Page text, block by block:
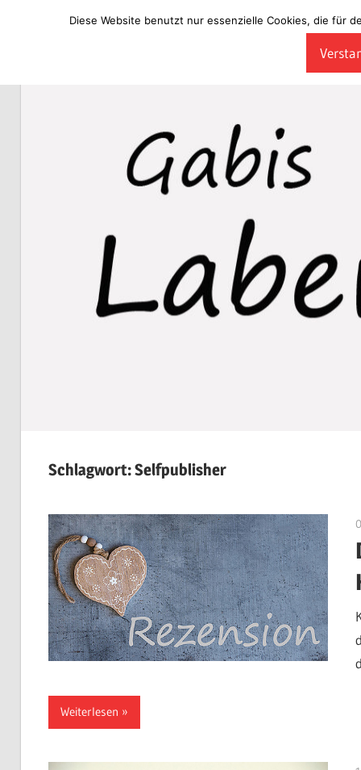
Schlagwort:Selfpublisher
Weiterlesen
Diese Website benutzt nur essenzielle Cookies, die für